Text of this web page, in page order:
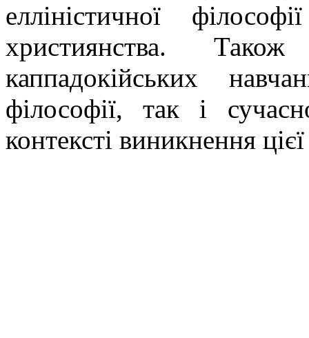
елліністичної
християнства.
каппадокійських
філософії, так і
контексті виникнення